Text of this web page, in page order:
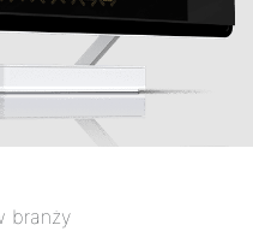
branży